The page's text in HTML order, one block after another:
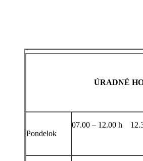
ÚRADNÉ
Pondelok
07.00 – 12.00 h